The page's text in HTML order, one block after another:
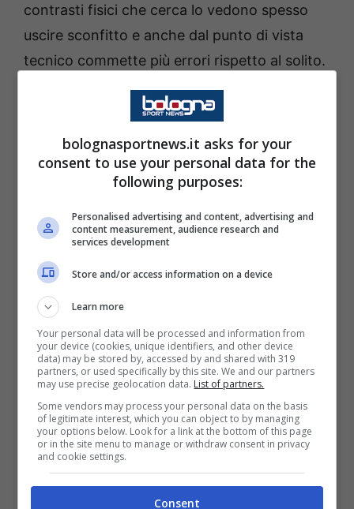
contrasti fisici che cerca lo vedono spesso
uscire sconfitto e anche dal punto di vista
tecnico commette più errori rispetto al solito.
Le pagelle dell’attacco del
Bologna
Nicolò Cambiaghi 5
Pochissimi guizzi offensivi, appare scarico fin
dai primi minuti. Non trova mai il dribbling in
una partita dove c’era bisogno di estro
soprattutto da parte sua sulla fascia “debole”
del Torino.
Federico Bernardeschi 6
Gioca un primo tempo caratterizzato da
diverse fiammate di qualità intervallate da
alcune pause in cui non riesce a risultare
pericoloso. Scalda i guantoni di Paleari con un
bolognasportnews.it asks for your
consent to use your personal data for the
following purposes:
Personalised advertising and content, advertising and
content measurement, audience research and
services development
Store and/or access information on a device
Learn more
Your personal data will be processed and information from
your device (cookies, unique identifiers, and other device
data) may be stored by, accessed by and shared with 319
partners, or used specifically by this site. We and our partners
may use precise geolocation data. List of partners.
Some vendors may process your personal data on the basis
of legitimate interest, which you can object to by managing
your options below. Look for a link at the bottom of this page
or in the site menu to manage or withdraw consent in privacy
and cookie settings.
Consent